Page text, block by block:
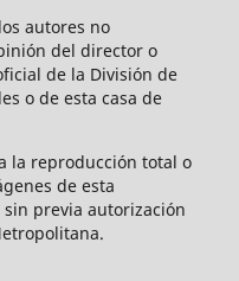
autores no
del director o
de la División de
o de esta casa de
la reproducción total o
de esta
previa autorización